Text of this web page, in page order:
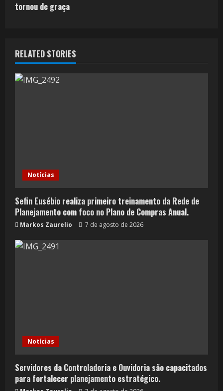
tornou de graça
RELATED STORIES
Notícias
Sefin Eusébio realiza primeiro treinamento da Rede de
Planejamento com foco no Plano de Compras Anual.
Markos Zaurelio 7 de agosto de 2026
Notícias
Servidores da Controladoria e Ouvidoria são capacitados
para fortalecer planejamento estratégico.